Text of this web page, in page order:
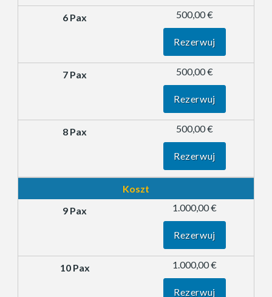
500,00 €
Rezerwuj
500,00 €
Rezerwuj
500,00 €
Rezerwuj
Koszt
1.000,00 €
Rezerwuj
1.000,00 €
Rezerwuj